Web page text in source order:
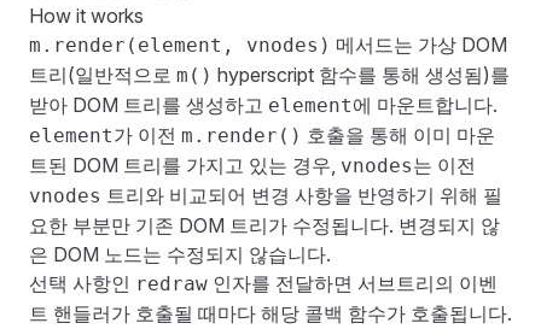
How it works
m.render(element, vnodes) 메서드는 가상 DOM
트리(일반적으로 m() hyperscript 함수를 통해 생성됨)를
받아 DOM 트리를 생성하고 element에 마운트합니다.
element가 이전 m.render() 호출을 통해 이미 마운
트된 DOM 트리를 가지고 있는 경우, vnodes는 이전
vnodes 트리와 비교되어 변경 사항을 반영하기 위해 필
요한 부분만 기존 DOM 트리가 수정됩니다. 변경되지 않
은 DOM 노드는 수정되지 않습니다.
선택 사항인 redraw 인자를 전달하면 서브트리의 이벤
트 핸들러가 호출될 때마다 해당 콜백 함수가 호출됩니다.